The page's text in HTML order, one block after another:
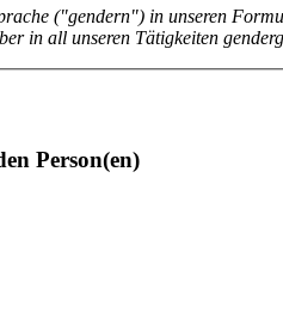
("gendern") in unseren
in all unseren Tätigkeiten
Person(en)